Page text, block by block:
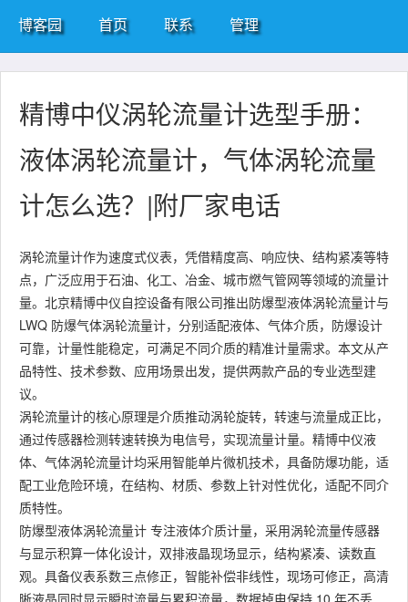
博客园 首页 联系 管理
精博中仪涡轮流量计选型手册：
液体涡轮流量计，气体涡轮流量
计怎么选？|附厂家电话
涡轮流量计作为速度式仪表，凭借精度高、响应快、结构紧凑等特
点，广泛应用于石油、化工、冶金、城市燃气管网等领域的流量计
量。北京精博中仪自控设备有限公司推出防爆型液体涡轮流量计与
LWQ 防爆气体涡轮流量计，分别适配液体、气体介质，防爆设计
可靠，计量性能稳定，可满足不同介质的精准计量需求。本文从产
品特性、技术参数、应用场景出发，提供两款产品的专业选型建
议。
涡轮流量计的核心原理是介质推动涡轮旋转，转速与流量成正比，
通过传感器检测转速转换为电信号，实现流量计量。精博中仪液
体、气体涡轮流量计均采用智能单片微机技术，具备防爆功能，适
配工业危险环境，在结构、材质、参数上针对性优化，适配不同介
质特性。
防爆型液体涡轮流量计 专注液体介质计量，采用涡轮流量传感器
与显示积算一体化设计，双排液晶现场显示，结构紧凑、读数直
观。具备仪表系数三点修正，智能补偿非线性，现场可修正，高清
晰液晶同时显示瞬时流量与累积流量，数据掉电保持 10 年不丢